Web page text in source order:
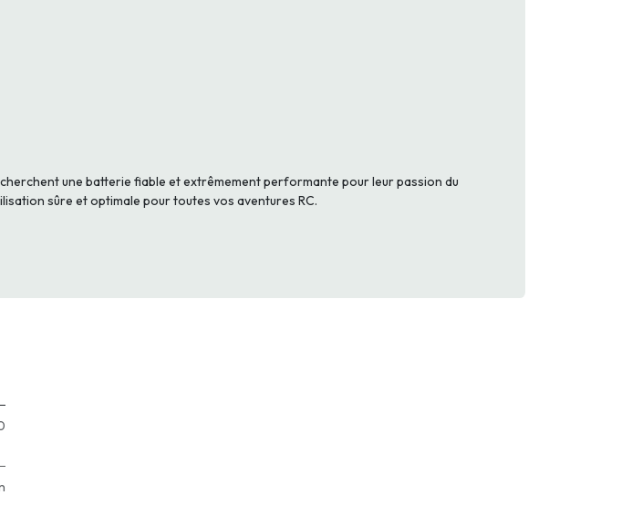
une batterie fiable et extrêmement performante pour leur passion du
sûre et optimale pour toutes vos aventures RC.